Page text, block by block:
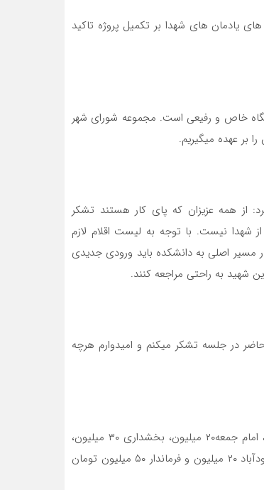
یادمان های شهدا بر تکمیل پروژه تاکید
خاص و رفیعی است. مجموعه شورای شهر
بر عهده میگیریم.
از همه عزیزان که پای کار هستند تشکر
شهدا نیست. با توجه به لیست اقلام لازم
افزود: در مسیر اصلی به دانشکده باید ورودی جدیدی
شهید به راحتی مراجعه کنند.
حاضر در جلسه تشکر میکنم و امیدوارم هرچه
شورای شهر ۱۰۰میلیون، شهرداری محمودآباد در زمینه فضای سبز و نورپردازی، امام جمعه۲۰ میلیون، بخشداری ۳۰ میلیون،
کارکنان و اساتید دانشکده ۵۰ میلیون، هیئت رزمندگان اسلام شهرستان محمودآباد ۲۰ میلیون و فرماندار ۵۰ میلیون تومان